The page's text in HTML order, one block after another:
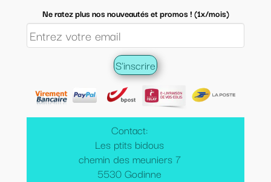
Contact:
Les ptits bidous
chemin des meuniers 7
5530 Godinne
Ne ratez plus nos nouveautés et promos ! (1x/mois)